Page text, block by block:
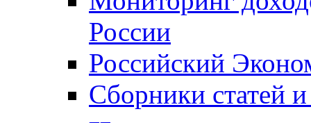
России
Российский
Сборники статей